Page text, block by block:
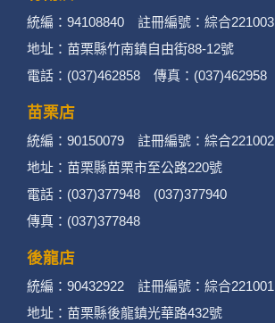
統編：94108840 註冊編號：綜合221003
地址：苗栗縣竹南鎮自由街88-12號
電話：(037)462858 傳真：(037)462958
苗栗店
統編：90150079 註冊編號：綜合221002
地址：苗栗縣苗栗市至公路220號
電話：(037)377948 (037)377940
傳真：(037)377848
後龍店
統編：90432922 註冊編號：綜合221001
地址：苗栗縣後龍鎮光華路432號